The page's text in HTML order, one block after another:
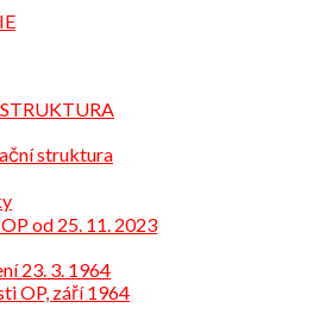
struktura
od 25. 11. 2023
23. 3. 1964
OP, září 1964